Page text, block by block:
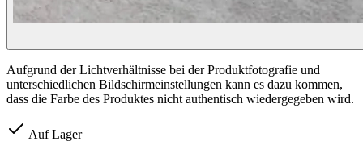
Aufgrund der Lichtverhältnisse bei der Produktfotografie und
unterschiedlichen Bildschirmeinstellungen kann es dazu kommen,
dass die Farbe des Produktes nicht authentisch wiedergegeben wird.
Auf Lager